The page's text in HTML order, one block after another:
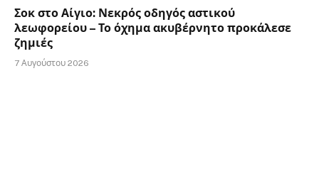
Σοκ στο Αίγιο: Νεκρός οδηγός αστικού
λεωφορείου – Το όχημα ακυβέρνητο προκάλεσε
ζημιές
7 Αυγούστου 2026